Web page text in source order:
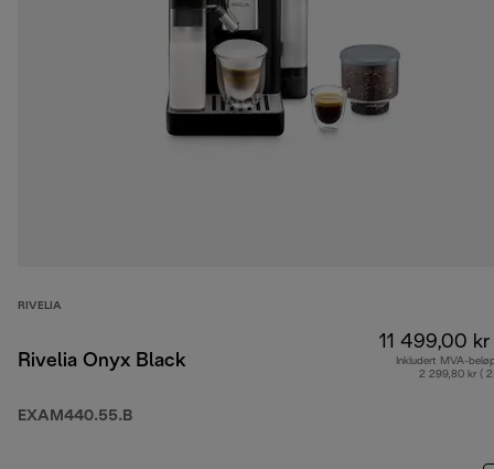
RIVELIA
Rivelia Onyx Black
EXAM440.55.B
11 499,00 kr
Inkludert MVA-
2 299,80 kr (